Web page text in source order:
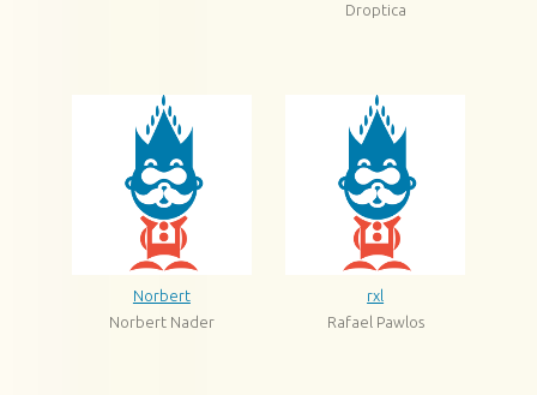
Droptica
Norbert
Norbert Nader
rxl
Rafael Pawlos